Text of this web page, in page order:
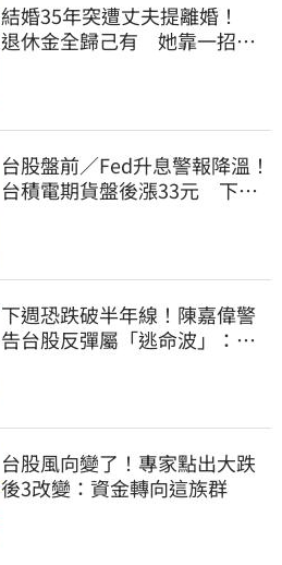
結婚35年突遭丈夫提離婚！
退休金全歸己有 她靠一招奪
台股盤前／Fed升息警報降溫！
台積電期貨盤後漲33元 下周
下週恐跌破半年線！陳嘉偉警
告台股反彈屬「逃命波」：空
台股風向變了！專家點出大跌
後3改變：資金轉向這族群